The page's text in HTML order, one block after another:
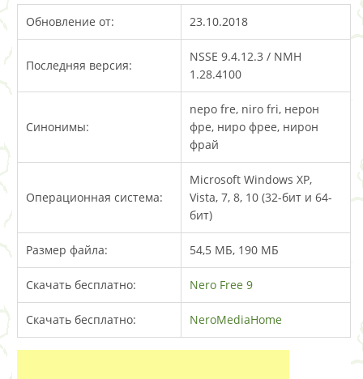
Обновление от: 23.10.2018
Последняя версия:
NSSE 9.4.12.3 / NMH
1.28.4100
Синонимы:
nepo fre, niro fri, нерон
фре, ниро фрее, нирон
фрай
Операционная система:
Microsoft Windows XP,
Vista, 7, 8, 10 (32-бит и 64-
бит)
Размер файла: 54,5 МБ, 190 МБ
Скачать бесплатно: Nero Free 9
Скачать бесплатно: NeroMediaHome